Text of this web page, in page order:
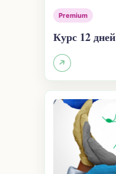
Premium
Курс 12 дней